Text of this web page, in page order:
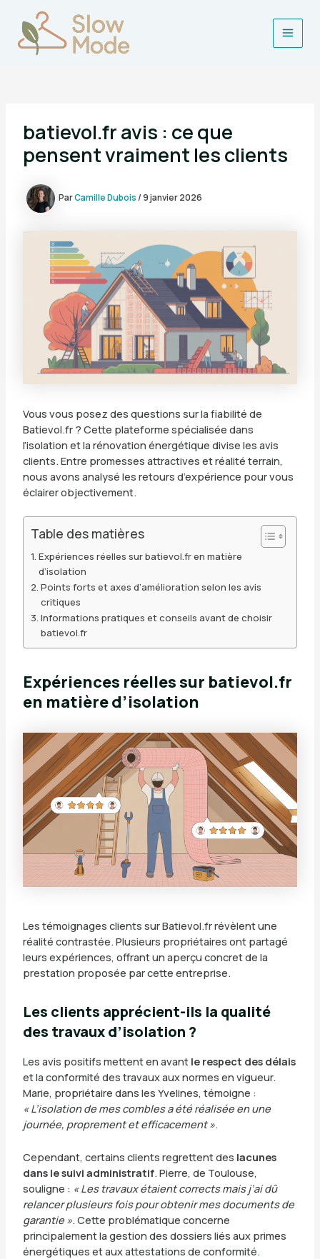
contenu
Main
batievol.fr avis : ce que
pensent vraiment les clients
ParCamille Dubois/9 janvier 2026
Vous vous posez des questions sur la fiabilité de
Batievol.fr ? Cette plateforme spécialisée dans
l’isolation et la rénovation énergétique divise les avis
clients. Entre promesses attractives et réalité terrain,
nous avons analysé les retours d’expérience pour vous
éclairer objectivement.
Table des matières
Expériences réelles sur batievol.fr en matière
d’isolation
Points forts et axes d’amélioration selon les avis
critiques
Informations pratiques et conseils avant de choisir
batievol.fr
Expériences réelles sur batievol.fr
en matière d’isolation
Les témoignages clients sur Batievol.fr révèlent une
réalité contrastée. Plusieurs propriétaires ont partagé
leurs expériences, offrant un aperçu concret de la
prestation proposée par cette entreprise.
Les clients apprécient-ils la qualité
des travaux d’isolation ?
Les avis positifs mettent en avant le respect des délais
et la conformité des travaux aux normes en vigueur.
Marie, propriétaire dans les Yvelines, témoigne :
« L’isolation de mes combles a été réalisée en une
journée, proprement et efficacement ».
Cependant, certains clients regrettent des lacunes
dans le suivi administratif. Pierre, de Toulouse,
souligne : « Les travaux étaient corrects mais j’ai dû
relancer plusieurs fois pour obtenir mes documents de
garantie ». Cette problématique concerne
principalement la gestion des dossiers liés aux primes
énergétiques et aux attestations de conformité.